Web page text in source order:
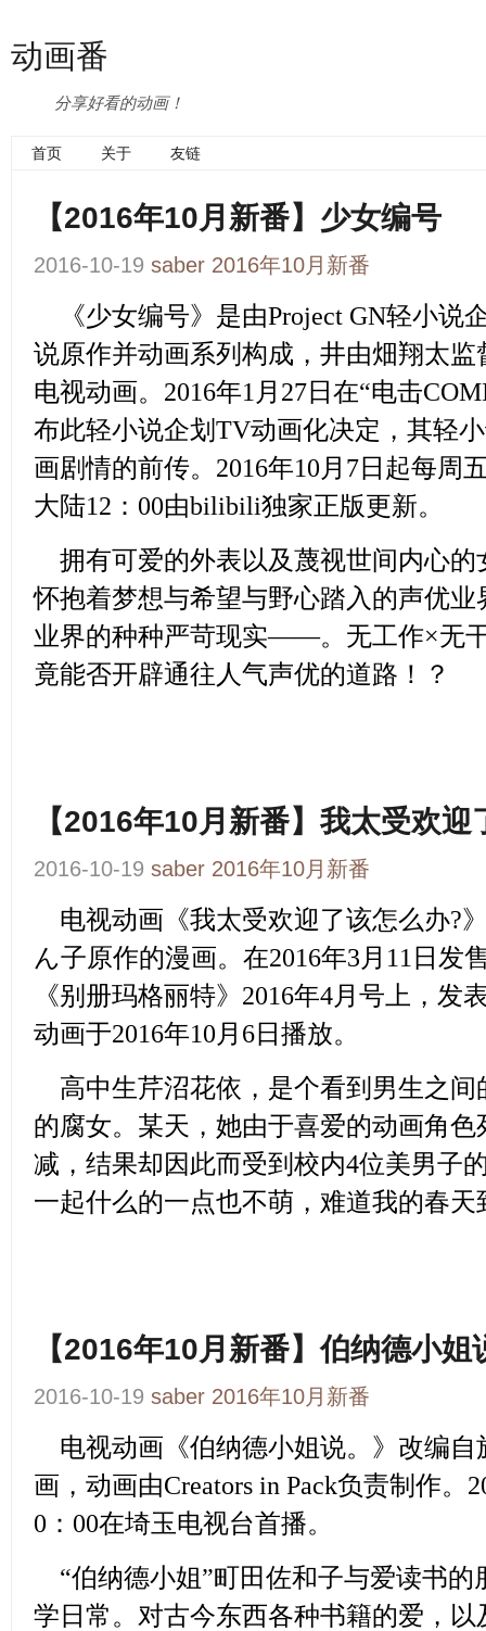
动画番
分享好看的动画！
首页 关于 友链
【2016年10月新番】少女编号
2016-10-19 saber 2016年10月新番
《少女编号》 是由Project GN轻小说
说原作并动画系列构成，井由畑翔太监
电视动画。2016年1月27日在“电击
布此轻小说企划TV动画化决定，其轻
画剧情的前传。2016年10月7日起每周
大陆12：00由bilibili独家正版更新。
拥有可爱的外表以及蔑视世间内心的
怀抱着梦想与希望与野心踏入的声优
业界的种种严苛现实——。无工作×无
竟能否开辟通往人气声优的道路！？
【2016年10月新番】我太受欢迎
2016-10-19 saber 2016年10月新番
电视动画 《我太受欢迎了该怎么办?
ん子原作的漫画。在2016年3月11日发
《别册玛格丽特》2016年4月号上，发
动画于2016年10月6日播放。
高中生芹沼花依，是个看到男生之
的腐女。某天，她由于喜爱的动画角
减，结果却因此而受到校内4位美男子
一起什么的一点也不萌，难道我的春天
【2016年10月新番】伯纳德小姐
2016-10-19 saber 2016年10月新番
电视动画 《伯纳德小姐说。》 改编自
画，动画由Creators in Pack负责制作。
0：00在埼玉电视台首播。
“伯纳德小姐”町田佐和子与爱读书的
学日常。对古今东西各种书籍的爱，以